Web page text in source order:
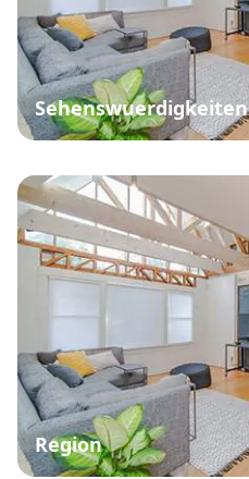
Sehenswuerdigkeiten
Region